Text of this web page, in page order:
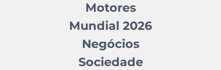
Motores
Mundial 2026
Negócios
Sociedade